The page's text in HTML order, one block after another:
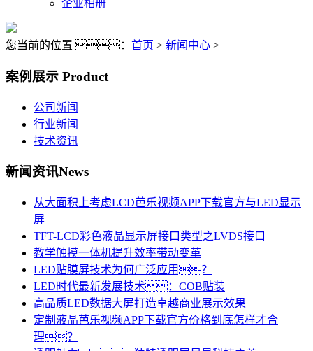
企业相册
您当前的位置 ： 首页 > 新闻中心 >
案例展示 Product
公司新闻
行业新闻
技术资讯
新闻资讯News
从大面积上考虑LCD芭乐视频APP下载官方与LED显示
屏
TFT-LCD彩色液晶显示屏接口类型之LVDS接口
教学触摸一体机提升效率带动变革
LED贴膜屏技术为何广泛应用？
LED时代最新发展技术：COB贴装
高品质LED数据大屏打造卓越商业展示效果
定制液晶芭乐视频APP下载官方价格到底怎样才合
理？